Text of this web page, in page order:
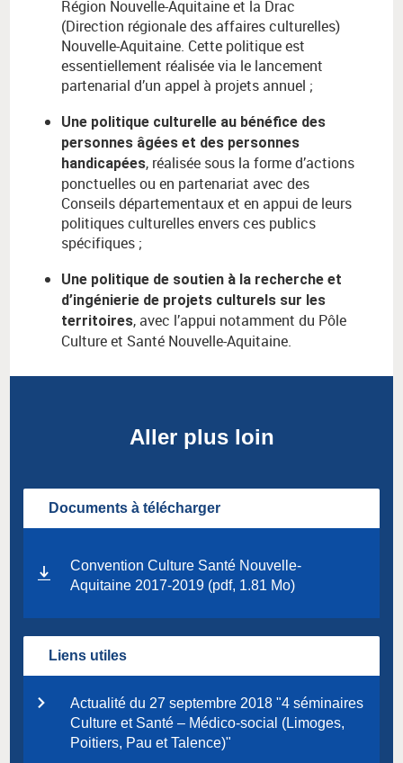
Région Nouvelle-Aquitaine et la Drac
(Direction régionale des affaires culturelles)
Nouvelle-Aquitaine. Cette politique est
essentiellement réalisée via le lancement
partenarial d’un appel à projets annuel ;
Une politique culturelle au bénéfice des
personnes âgées et des personnes
handicapées, réalisée sous la forme d’actions
ponctuelles ou en partenariat avec des
Conseils départementaux et en appui de leurs
politiques culturelles envers ces publics
spécifiques ;
Une politique de soutien à la recherche et
d’ingénierie de projets culturels sur les
territoires, avec l’appui notamment du Pôle
Culture et Santé Nouvelle-Aquitaine.
Aller plus loin
Documents à télécharger
Convention Culture Santé Nouvelle-
Aquitaine 2017-2019 (pdf, 1.81 Mo)
Liens utiles
Actualité du 27 septembre 2018 "4 séminaires
Culture et Santé – Médico-social (Limoges,
Poitiers, Pau et Talence)"